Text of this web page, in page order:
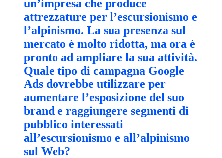
un’impresa che produce
attrezzature per l’escursionismo e
l’alpinismo. La sua presenza sul
mercato è molto ridotta, ma ora è
pronto ad ampliare la sua attività.
Quale tipo di campagna Google
Ads dovrebbe utilizzare per
aumentare l’esposizione del suo
brand e raggiungere segmenti di
pubblico interessati
all’escursionismo e all’alpinismo
sul Web?